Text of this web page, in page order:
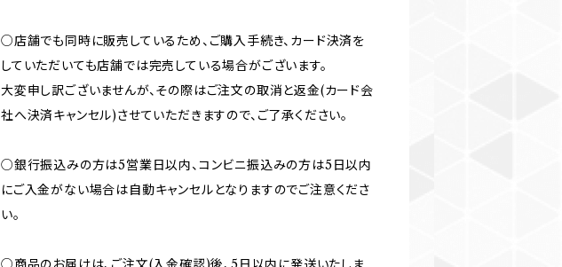
○店舗でも同時に販売しているため、ご購入手続き、カード決済を
していただいても店舗では完売している場合がございます。
大変申し訳ございませんが、その際はご注文の取消と返金(カード会
社へ決済キャンセル)させていただきますので、ご了承ください。
○銀行振込みの方は5営業日以内、コンビニ振込みの方は5日以内
にご入金がない場合は自動キャンセルとなりますのでご注意くださ
い。